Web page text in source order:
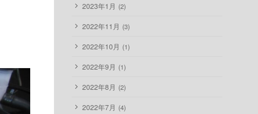
2023年1月 (2)
2022年11月 (3)
2022年10月 (1)
2022年9月 (1)
2022年8月 (2)
2022年7月 (4)